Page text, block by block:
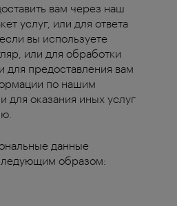
вам через наш
услуг, или для ответа
вы используете
или для обработки
предоставления вам
по нашим
для оказания иных услуг
данные
образом: